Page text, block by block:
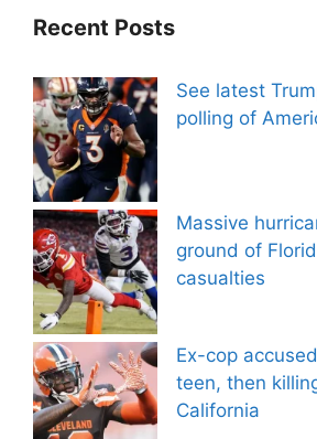
Recent Posts
See latest
polling of
Massive
ground of
casualties
Ex-cop
teen, then
California